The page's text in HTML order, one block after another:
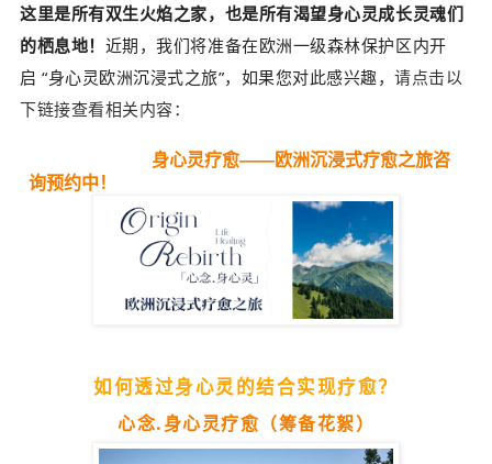
这里是所有双生火焰之家，也是所有渴望身心灵成长灵魂们
的栖息地！ 近期，我们将准备在欧洲一级森林保护区内开
启“身心灵欧洲沉浸式之旅”， 如果您对此感兴趣，请点击以
下链接查看相关内容：
身心灵疗愈——欧洲沉浸式疗愈之旅咨
询预约中！
如何透过身心灵的结合实现疗愈？
心念.身心灵疗愈（筹备花絮）